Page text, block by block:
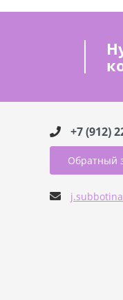
+7 (912)
Обратный